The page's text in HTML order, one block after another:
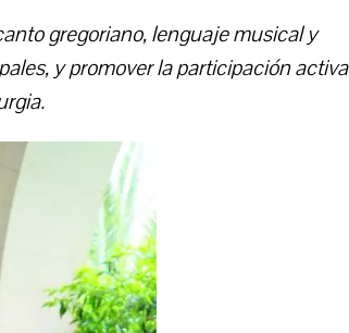
gregoriano, lenguaje musical y
y promover la participación activa